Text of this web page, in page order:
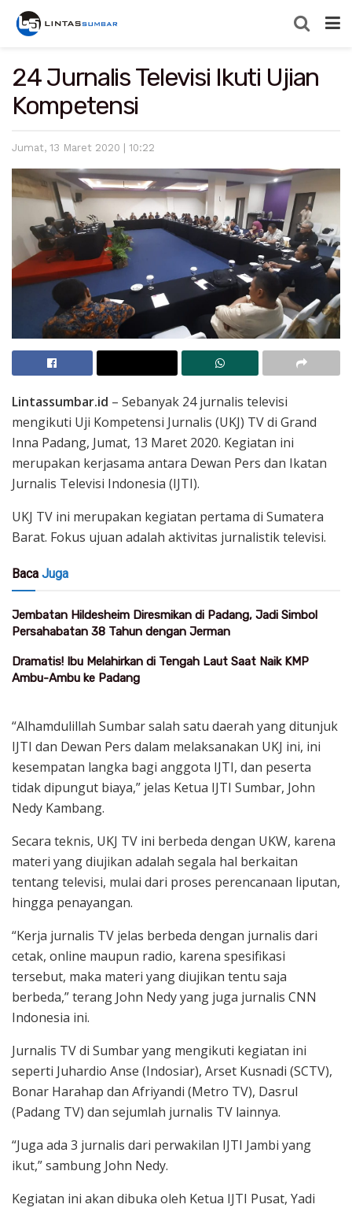
24 Jurnalis Televisi Ikuti Ujian
Kompetensi
Jumat, 13 Maret 2020 | 10:22
Lintassumbar.id – Sebanyak 24 jurnalis televisi
mengikuti Uji Kompetensi Jurnalis (UKJ) TV di Grand
Inna Padang, Jumat, 13 Maret 2020. Kegiatan ini
merupakan kerjasama antara Dewan Pers dan Ikatan
Jurnalis Televisi Indonesia (IJTI).
UKJ TV ini merupakan kegiatan pertama di Sumatera
Barat. Fokus ujuan adalah aktivitas jurnalistik televisi.
Baca Juga
Jembatan Hildesheim Diresmikan di Padang, Jadi Simbol
Persahabatan 38 Tahun dengan Jerman
Dramatis! Ibu Melahirkan di Tengah Laut Saat Naik KMP
Ambu-Ambu ke Padang
“Alhamdulillah Sumbar salah satu daerah yang ditunjuk
IJTI dan Dewan Pers dalam melaksanakan UKJ ini, ini
kesempatan langka bagi anggota IJTI, dan peserta
tidak dipungut biaya,” jelas Ketua IJTI Sumbar, John
Nedy Kambang.
Secara teknis, UKJ TV ini berbeda dengan UKW, karena
materi yang diujikan adalah segala hal berkaitan
tentang televisi, mulai dari proses perencanaan liputan,
hingga penayangan.
“Kerja jurnalis TV jelas berbeda dengan jurnalis dari
cetak, online maupun radio, karena spesifikasi
tersebut, maka materi yang diujikan tentu saja
berbeda,” terang John Nedy yang juga jurnalis CNN
Indonesia ini.
Jurnalis TV di Sumbar yang mengikuti kegiatan ini
seperti Juhardio Anse (Indosiar), Arset Kusnadi (SCTV),
Bonar Harahap dan Afriyandi (Metro TV), Dasrul
(Padang TV) dan sejumlah jurnalis TV lainnya.
“Juga ada 3 jurnalis dari perwakilan IJTI Jambi yang
ikut,” sambung John Nedy.
Kegiatan ini akan dibuka oleh Ketua IJTI Pusat, Yadi